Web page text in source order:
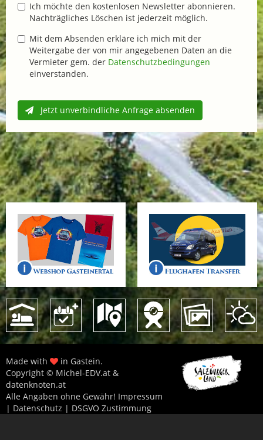
Ich möchte den kostenlosen Newsletter abonnieren.
Nachträgliches Löschen ist jederzeit möglich.
Mit dem Absenden erkläre ich mich mit der
Weitergabe der von mir angegebenen Daten an die
Vermieter gem. der Datenschutzbedingungen
einverstanden.
Jetzt unverbindliche Anfrage absenden
Made with
in Gastein.
Copyright © Michel-EDV.at &
datenknoten.at
Alle Angaben ohne Gewähr! Impressum
| Datenschutz | DSGVO Zustimmung